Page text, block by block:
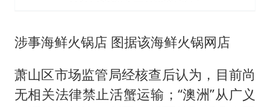
涉事海鲜火锅店 图据该海鲜火锅网店
萧山区市场监管局经核查后认为，目前尚
无相关法律禁止活蟹运输；“澳洲”从广义